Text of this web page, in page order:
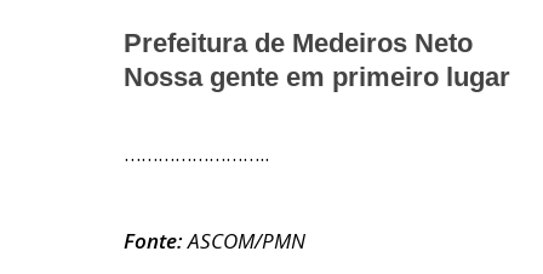
Prefeitura de Medeiros Neto
Nossa gente em primeiro lugar
……………………..
Fonte:ASCOM/PMN